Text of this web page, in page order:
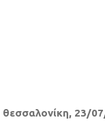
θεσσαλονίκη, 23/